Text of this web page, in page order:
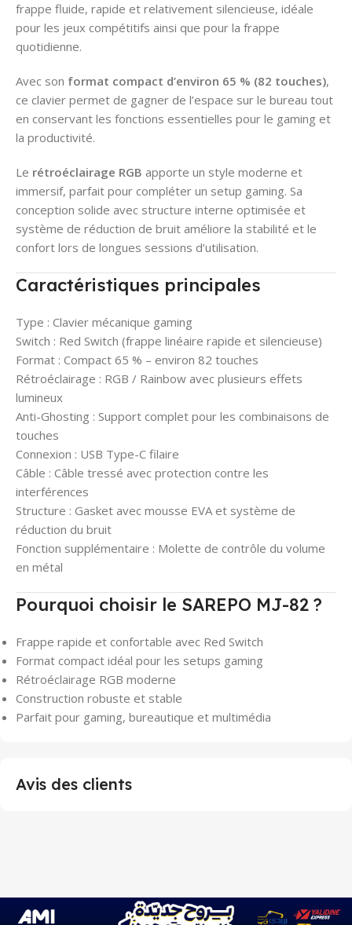
frappe fluide, rapide et relativement silencieuse, idéale
pour les jeux compétitifs ainsi que pour la frappe
quotidienne.
Avec son format compact d’environ 65 % (82 touches),
ce clavier permet de gagner de l’espace sur le bureau tout
en conservant les fonctions essentielles pour le gaming et
la productivité.
Le rétroéclairage RGB apporte un style moderne et
immersif, parfait pour compléter un setup gaming. Sa
conception solide avec structure interne optimisée et
système de réduction de bruit améliore la stabilité et le
confort lors de longues sessions d’utilisation.
Caractéristiques principales
Type : Clavier mécanique gaming
Switch : Red Switch (frappe linéaire rapide et silencieuse)
Format : Compact 65 % – environ 82 touches
Rétroéclairage : RGB / Rainbow avec plusieurs effets
lumineux
Anti-Ghosting : Support complet pour les combinaisons de
touches
Connexion : USB Type-C filaire
Câble : Câble tressé avec protection contre les
interférences
Structure : Gasket avec mousse EVA et système de
réduction du bruit
Fonction supplémentaire : Molette de contrôle du volume
en métal
Pourquoi choisir le SAREPO MJ-82 ?
Frappe rapide et confortable avec Red Switch
Format compact idéal pour les setups gaming
Rétroéclairage RGB moderne
Construction robuste et stable
Parfait pour gaming, bureautique et multimédia
Avis des clients